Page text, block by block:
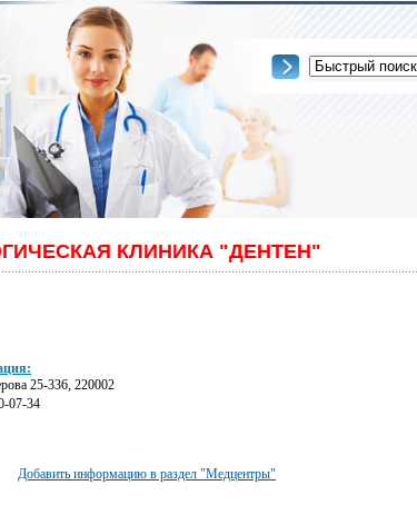
КЛИНИКА "ДЕНТЕН"
25-336, 220002
07-34
Добавить информацию в раздел "Медцентры"